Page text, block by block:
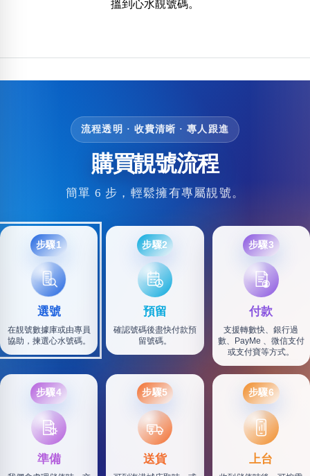
搵到心水靚號碼。
流程透明 · 收費清晰 · 專人跟進
購買靚號流程
簡單 6 步，輕鬆擁有專屬靚號。
步驟1
選號
在靚號數據庫或由專員
協助，揀選心水號碼。
步驟2
預留
確認號碼後盡快付款預
留號碼。
步驟3
付款
支援轉數快、銀行過
數、PayMe 、微信支付
或支付寶等方式。
步驟4
準備
步驟5
SF
送貨
步驟6
上台